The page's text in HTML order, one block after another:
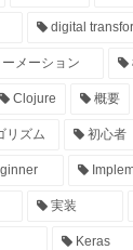
digital
メーション
Clojure 概要
リズム 初心者
実装
Keras